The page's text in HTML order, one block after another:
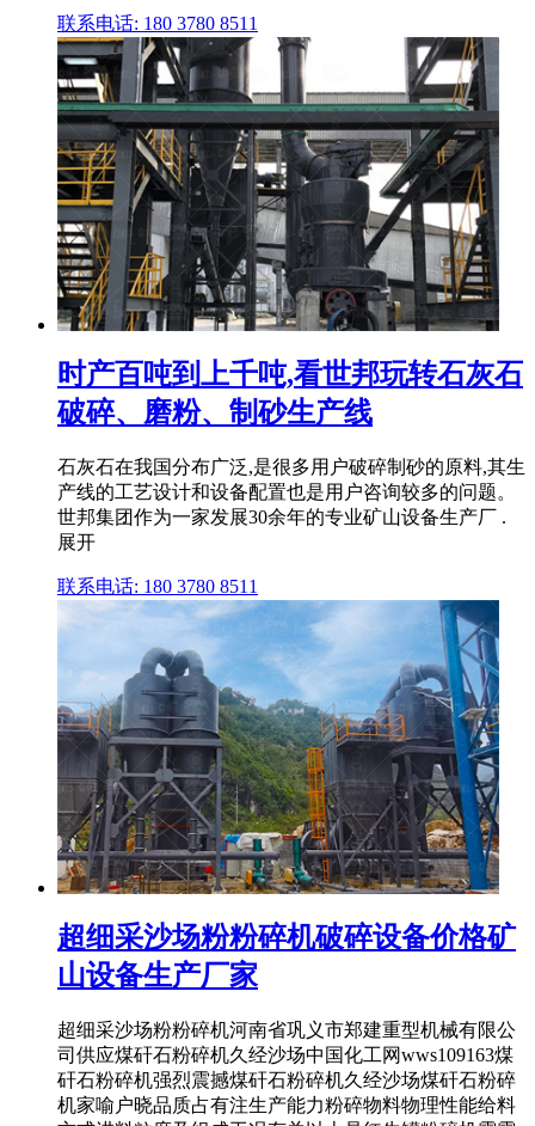
联系电话: 180 3780 8511
时产百吨到上千吨,看世邦玩转石灰石
破碎、磨粉、制砂生产线
石灰石在我国分布广泛,是很多用户破碎制砂的原料,其生
产线的工艺设计和设备配置也是用户咨询较多的问题。
世邦集团作为一家发展30余年的专业矿山设备生产厂 .
展开
联系电话: 180 3780 8511
超细采沙场粉粉碎机破碎设备价格矿
山设备生产厂家
超细采沙场粉粉碎机河南省巩义市郑建重型机械有限公
司供应煤矸石粉碎机久经沙场中国化工网wws109163煤
矸石粉碎机强烈震撼煤矸石粉碎机久经沙场煤矸石粉碎
机家喻户晓品质占有注生产能力粉碎物料物理性能给料